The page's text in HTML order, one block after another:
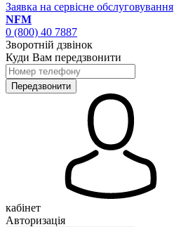
Заявка на сервісне обслуговування
NFM
0 (800) 40 7887
Зворотній дзвінок
Куди Вам передзвонити
кабінет
Авторизація